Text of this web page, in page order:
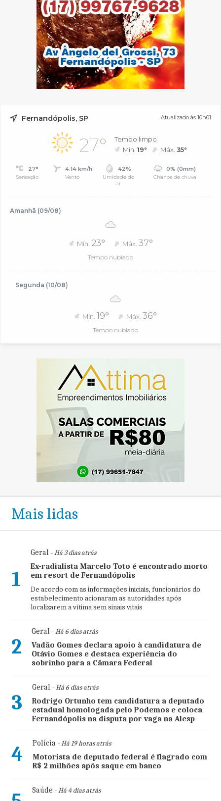
Fernandópolis, SP Atualizado às 10h01
27°
Tempo limpo
Mín.19° Máx.35°
27°
Sensação
4.14 km/h
Vento
42%
Umidade do
ar
0% (0mm)
Chance de chuva
Amanhã (09/08)
Mín. 23° Máx. 37°
Tempo nublado
Segunda (10/08)
Mín. 19° Máx.36°
Tempo nublado
Mais lidas
1
Geral- Há 3 dias atrás
Ex-radialista Marcelo Toto é encontrado morto
em resort de Fernandópolis
De acordo com as informações iniciais, funcionários do
estabelecimento acionaram as autoridades após
localizarem a vítima sem sinais vitais
2
Geral- Há 6 dias atrás
Vadão Gomes declara apoio à candidatura de
Otávio Gomes e destaca experiência do
sobrinho para a Câmara Federal
3
Geral- Há 6 dias atrás
Rodrigo Ortunho tem candidatura a deputado
estadual homologada pelo Podemos e coloca
Fernandópolis na disputa por vaga na Alesp
4 Polícia- Há 19 horas atrás
Motorista de deputado federal é flagrado com
R$ 2 milhões após saque em banco
Saúde - Há 4 dias atrás